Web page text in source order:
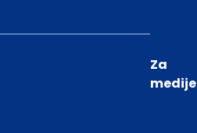
Za
medije